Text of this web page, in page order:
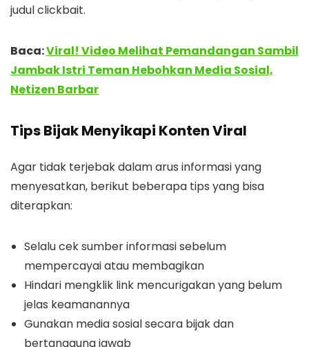
judul clickbait.
Baca:Viral! Video Melihat Pemandangan Sambil
Jambak Istri Teman Hebohkan Media Sosial,
Netizen Barbar
Tips Bijak Menyikapi Konten Viral
Agar tidak terjebak dalam arus informasi yang
menyesatkan, berikut beberapa tips yang bisa
diterapkan:
Selalu cek sumber informasi sebelum
mempercayai atau membagikan
Hindari mengklik link mencurigakan yang belum
jelas keamanannya
Gunakan media sosial secara bijak dan
bertanggung jawab